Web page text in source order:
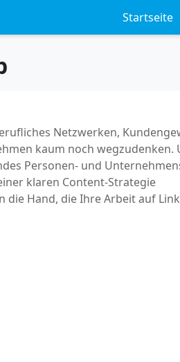
Startseite
Netzwerken,
kaum noch wegzudenken.
Personen- und
klaren Content-Strategie
die Hand, die Ihre Arbeit auf